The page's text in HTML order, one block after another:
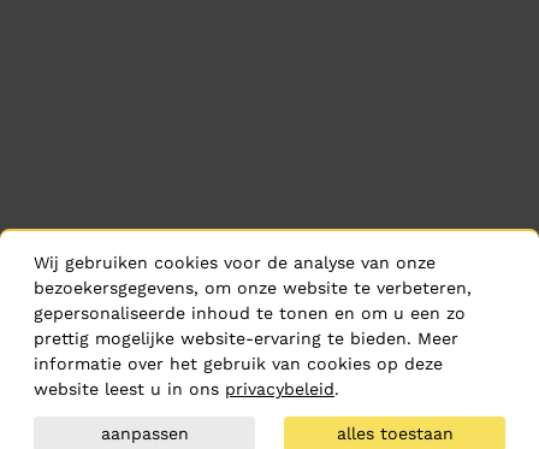
Wij gebruiken cookies voor de analyse van onze
bezoekersgegevens, om onze website te verbeteren,
gepersonaliseerde inhoud te tonen en om u een zo
prettig mogelijke website-ervaring te bieden. Meer
informatie over het gebruik van cookies op deze
website leest u in ons privacybeleid.
aanpassen alles toestaan